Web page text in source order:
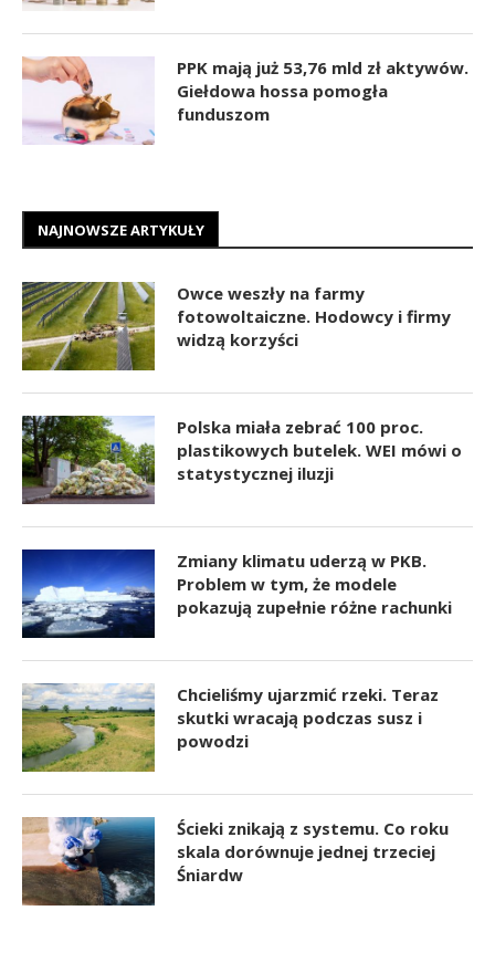
PPK mają już 53,76 mld zł aktywów.
Giełdowa hossa pomogła
funduszom
NAJNOWSZE ARTYKUŁY
Owce weszły na farmy
fotowoltaiczne. Hodowcy i firmy
widzą korzyści
Polska miała zebrać 100 proc.
plastikowych butelek. WEI mówi o
statystycznej iluzji
Zmiany klimatu uderzą w PKB.
Problem w tym, że modele
pokazują zupełnie różne rachunki
Chcieliśmy ujarzmić rzeki. Teraz
skutki wracają podczas susz i
powodzi
Ścieki znikają z systemu. Co roku
skala dorównuje jednej trzeciej
Śniardw